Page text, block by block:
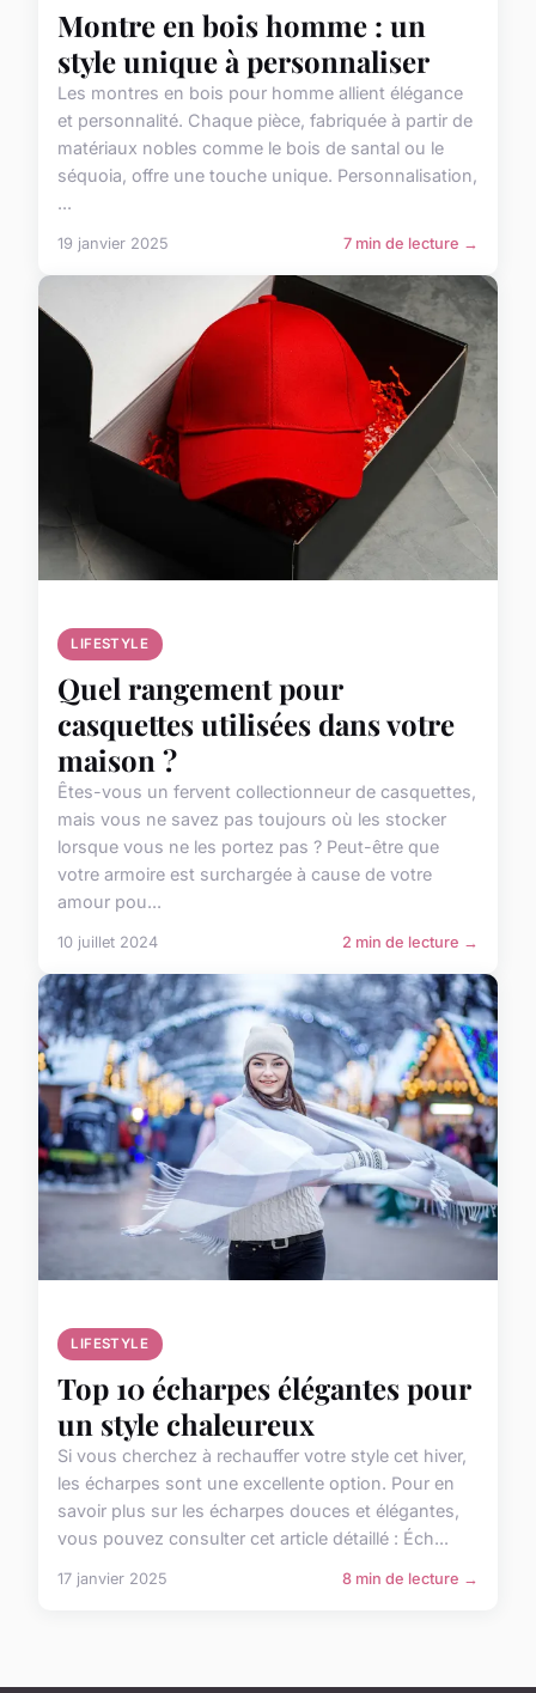
Montre en bois homme : un
style unique à personnaliser
Les montres en bois pour homme allient élégance
et personnalité. Chaque pièce, fabriquée à partir de
matériaux nobles comme le bois de santal ou le
séquoia, offre une touche unique. Personnalisation,
...
19 janvier 2025 7 min de lecture →
LIFESTYLE
Quel rangement pour
casquettes utilisées dans votre
maison ?
Êtes-vous un fervent collectionneur de casquettes,
mais vous ne savez pas toujours où les stocker
lorsque vous ne les portez pas ? Peut-être que
votre armoire est surchargée à cause de votre
amour pou...
10 juillet 2024 2 min de lecture →
LIFESTYLE
Top 10 écharpes élégantes pour
un style chaleureux
Si vous cherchez à rechauffer votre style cet hiver,
les écharpes sont une excellente option. Pour en
savoir plus sur les écharpes douces et élégantes,
vous pouvez consulter cet article détaillé : Éch...
17 janvier 2025 8 min de lecture →